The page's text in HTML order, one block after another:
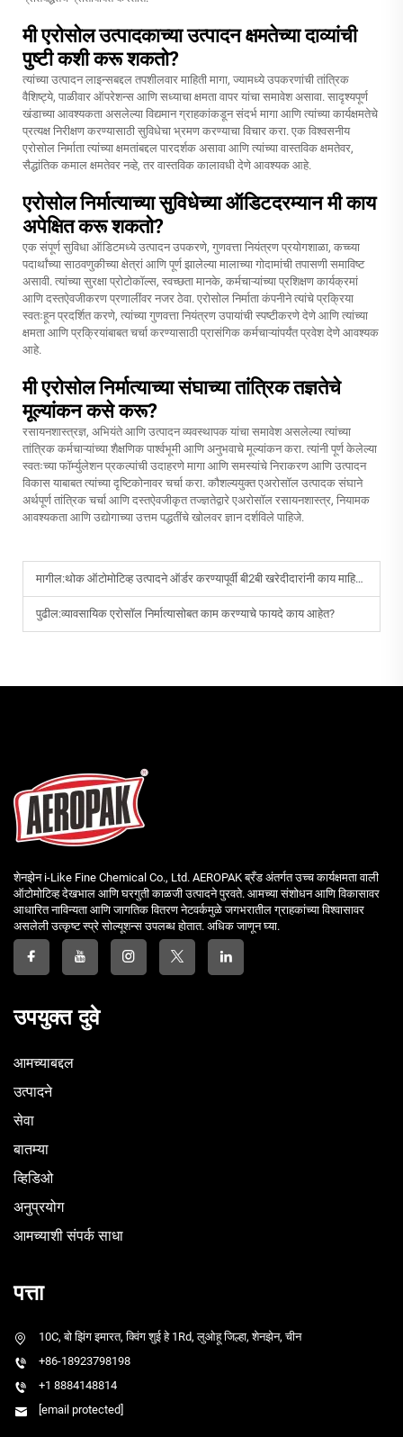
मी एरोसोल उत्पादकाच्या उत्पादन क्षमतेच्या दाव्यांची
पुष्टी कशी करू शकतो?
त्यांच्या उत्पादन लाइन्सबद्दल तपशीलवार माहिती मागा, ज्यामध्ये उपकरणांची तांत्रिक
वैशिष्ट्ये, पाळीवार ऑपरेशन्स आणि सध्याचा क्षमता वापर यांचा समावेश असावा. सादृश्यपूर्ण
खंडाच्या आवश्यकता असलेल्या विद्यमान ग्राहकांकडून संदर्भ मागा आणि त्यांच्या कार्यक्षमतेचे
प्रत्यक्ष निरीक्षण करण्यासाठी सुविधेचा भ्रमण करण्याचा विचार करा. एक विश्वसनीय
एरोसोल निर्माता त्यांच्या क्षमतांबद्दल पारदर्शक असावा आणि त्यांच्या वास्तविक क्षमतेवर,
सैद्धांतिक कमाल क्षमतेवर नव्हे, तर वास्तविक कालावधी देणे आवश्यक आहे.
एरोसोल निर्मात्याच्या सुविधेच्या ऑडिटदरम्यान मी काय
अपेक्षित करू शकतो?
एक संपूर्ण सुविधा ऑडिटमध्ये उत्पादन उपकरणे, गुणवत्ता नियंत्रण प्रयोगशाळा, कच्च्या
पदार्थांच्या साठवणुकीच्या क्षेत्रां आणि पूर्ण झालेल्या मालाच्या गोदामांची तपासणी समाविष्ट
असावी. त्यांच्या सुरक्षा प्रोटोकॉल्स, स्वच्छता मानके, कर्मचाऱ्यांच्या प्रशिक्षण कार्यक्रमां
आणि दस्तऐवजीकरण प्रणालींवर नजर ठेवा. एरोसोल निर्माता कंपनीने त्यांचे प्रक्रिया
स्वतःहून प्रदर्शित करणे, त्यांच्या गुणवत्ता नियंत्रण उपायांची स्पष्टीकरणे देणे आणि त्यांच्या
क्षमता आणि प्रक्रियांबाबत चर्चा करण्यासाठी प्रासंगिक कर्मचाऱ्यांपर्यंत प्रवेश देणे आवश्यक
आहे.
मी एरोसोल निर्मात्याच्या संघाच्या तांत्रिक तज्ञतेचे
मूल्यांकन कसे करू?
रसायनशास्त्रज्ञ, अभियंते आणि उत्पादन व्यवस्थापक यांचा समावेश असलेल्या त्यांच्या
तांत्रिक कर्मचाऱ्यांच्या शैक्षणिक पार्श्वभूमी आणि अनुभवाचे मूल्यांकन करा. त्यांनी पूर्ण केलेल्या
स्वतःच्या फॉर्म्युलेशन प्रकल्पांची उदाहरणे मागा आणि समस्यांचे निराकरण आणि उत्पादन
विकास याबाबत त्यांच्या दृष्टिकोनावर चर्चा करा. कौशल्ययुक्त एअरोसॉल उत्पादक संघाने
अर्थपूर्ण तांत्रिक चर्चा आणि दस्तऐवजीकृत तज्ज्ञतेद्वारे एअरोसॉल रसायनशास्त्र, नियामक
आवश्यकता आणि उद्योगाच्या उत्तम पद्धतींचे खोलवर ज्ञान दर्शविले पाहिजे.
मागील:थोक ऑटोमोटिव्ह उत्पादने ऑर्डर करण्यापूर्वी बी2बी खरेदीदारांनी काय माहिती ठेवावी?
पुढील:व्यावसायिक एरोसॉल निर्मात्यासोबत काम करण्याचे फायदे काय आहेत?
शेनझेन i-Like Fine Chemical Co., Ltd. AEROPAK ब्रँड अंतर्गत उच्च कार्यक्षमता वाली
ऑटोमोटिव्ह देखभाल आणि घरगुती काळजी उत्पादने पुरवते. आमच्या संशोधन आणि विकासावर
आधारित नाविन्यता आणि जागतिक वितरण नेटवर्कमुळे जगभरातील ग्राहकांच्या विश्वासावर
असलेली उत्कृष्ट स्प्रे सोल्यूशन्स उपलब्ध होतात. अधिक जाणून घ्या.
उपयुक्त दुवे
आमच्याबद्दल
उत्पादने
सेवा
बातम्या
व्हिडिओ
अनुप्रयोग
आमच्याशी संपर्क साधा
पत्ता
10C, बो झिंग इमारत, क्विंग शुई हे 1Rd, लुओहू जिल्हा, शेनझेन, चीन
+86-18923798198
+1 8884148814
[email protected]